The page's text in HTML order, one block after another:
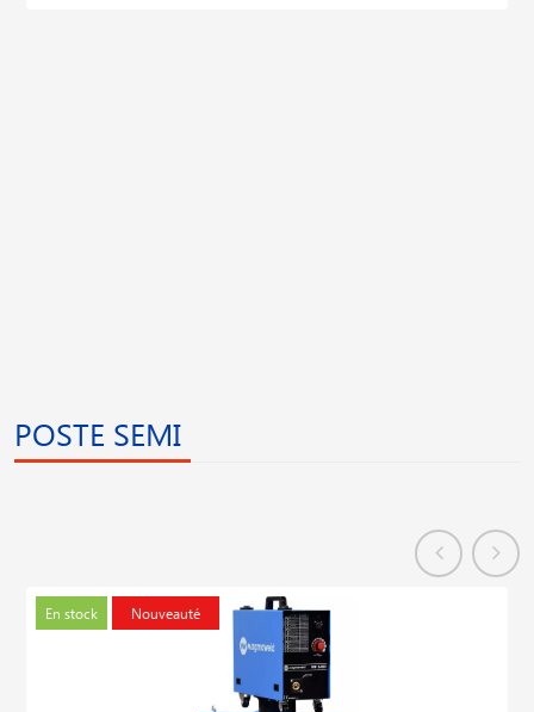
POSTE SEMI
En stock Nouveauté